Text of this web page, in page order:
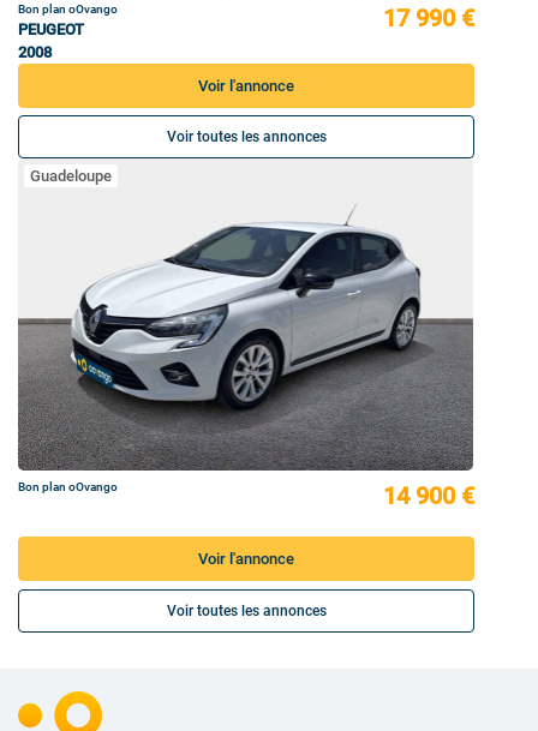
Bon plan oOvango
PEUGEOT
2008
17 990 €
Voir l'annonce
Voir toutes les annonces
Guadeloupe
Bon plan oOvango 14 900 €
Voir l'annonce
Voir toutes les annonces